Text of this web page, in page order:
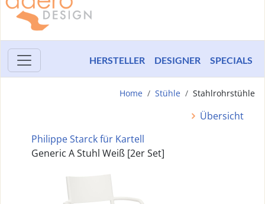
HERSTELLER DESIGNER SPECIALS
Home Stühle Stahlrohrstühle
Übersicht
Philippe Starck für Kartell
Generic A Stuhl Weiß [2er Set]